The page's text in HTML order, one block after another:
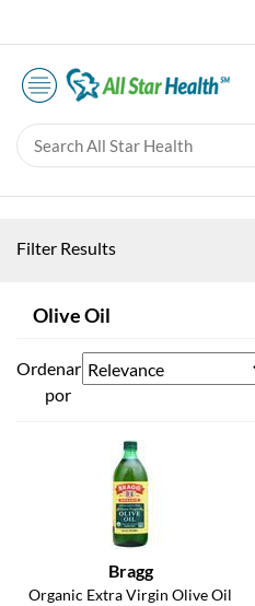
Filter Results
Olive Oil
Ordenar
por
Bragg
Organic Extra Virgin Olive Oil